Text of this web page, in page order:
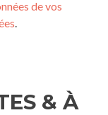
de vos
& À